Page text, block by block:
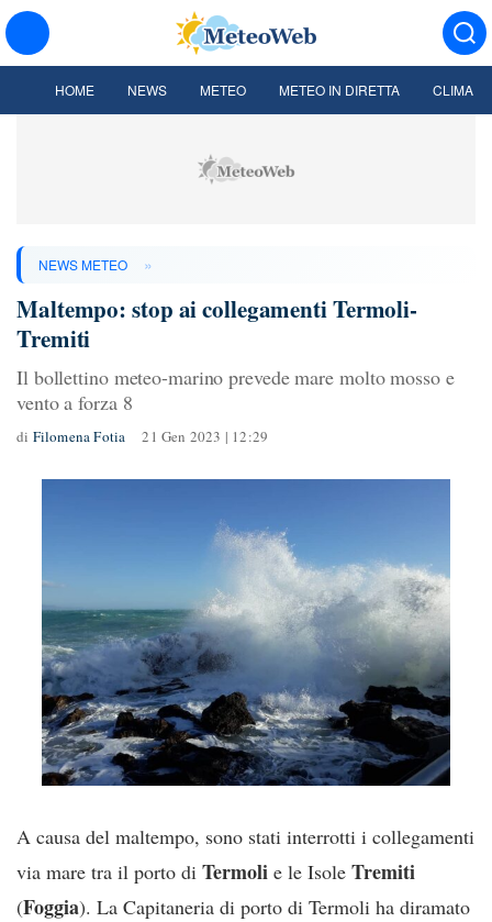
HOME NEWS METEO METEO IN DIRETTA CLIMA
NEWS METEO »
Maltempo: stop ai collegamenti Termoli-
Tremiti
Il bollettino meteo-marino prevede mare molto mosso e
vento a forza 8
di Filomena Fotia 21 Gen 2023 | 12:29
A causa del maltempo, sono stati interrotti i collegamenti
via mare tra il porto di Termoli e le Isole Tremiti
(Foggia). La Capitaneria di porto di Termoli ha diramato